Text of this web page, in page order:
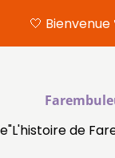
🤍 Bienvenue
L'histoire de